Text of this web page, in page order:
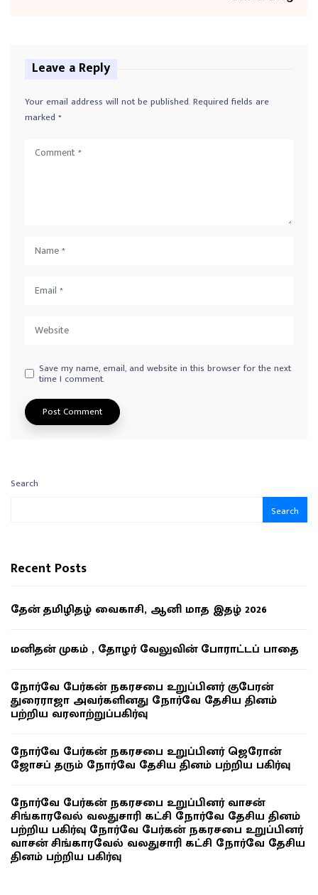
Leave a Reply
Your email address will not be published.Required fields are
marked *
Save my name, email, and website in this browser for the next
time I comment.
Search
Search
Recent Posts
தேன் தமிழிதழ் வைகாசி, ஆனி மாத இதழ் 2026
மனிதன் முகம் , தோழர் வேலுவின் போராட்டப் பாதை
நோர்வே பேர்கன் நகரசபை உறுப்பினர் குபேரன்
துரைராஜா அவர்களினது நோர்வே தேசிய தினம்
பற்றிய வரலாற்றுப்பகிர்வு
நோர்வே பேர்கன் நகரசபை உறுப்பினர் ஜெரோன்
ஜோசப் தரும் நோர்வே தேசிய தினம் பற்றிய பகிர்வு
நோர்வே பேர்கன் நகரசபை உறுப்பினர் வாசன்
சிங்காரவேல் வலதுசாரி கட்சி நோர்வே தேசிய தினம்
பற்றிய பகிர்வு நோர்வே பேர்கன் நகரசபை உறுப்பினர்
வாசன் சிங்காரவேல் வலதுசாரி கட்சி நோர்வே தேசிய
தினம் பற்றிய பகிர்வு